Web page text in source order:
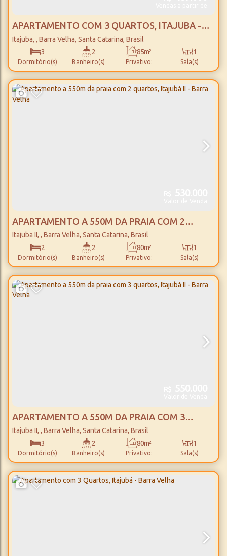
APARTAMENTO COM 3 QUARTOS, ITAJUBA -
BARRA VELHA
Itajuba , Barra Velha, Santa Catarina, Brasil
3
Dormitório(s)
2
Banheiro(s) Privativo:
85m² 1
Sala(s)
1
Suíte(s) Total:
85m² 1
Vaga(s)
250m
Distância do Mar
APARTAMENTO A 550M DA PRAIA COM 2
QUARTOS, ITAJUBÁ II - BARRA VELHA
Itajuba II , Barra Velha, Santa Catarina, Brasil
2
Dormitório(s)
2
Banheiro(s) Privativo:
80m² 1
Sala(s)
1
Suíte(s)
1
Vaga(s)
550m
Distância do Mar
APARTAMENTO A 550M DA PRAIA COM 3
QUARTOS, ITAJUBÁ II - BARRA VELHA
Itajuba II , Barra Velha, Santa Catarina, Brasil
3
Dormitório(s)
2
Banheiro(s) Privativo:
80m² 1
Sala(s)
1
Suíte(s)
1
Vaga(s)
550m
Distância do Mar